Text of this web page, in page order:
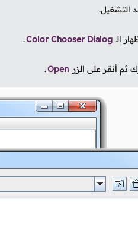
التشغيل.
الـ Color Chooser Dialog
.
أنقر على الزر Open
.